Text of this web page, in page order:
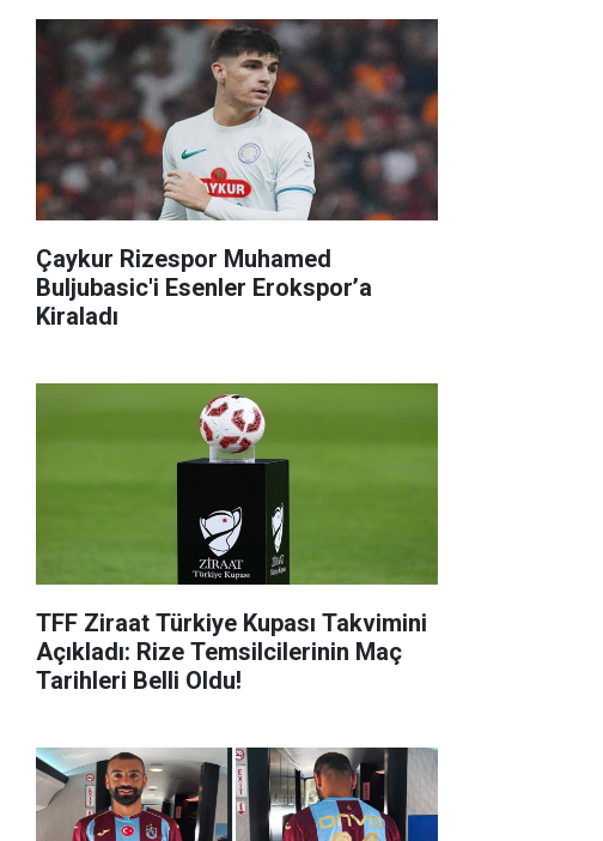
Çaykur Rizespor Muhamed
Buljubasic'i Esenler Erokspor’a
Kiraladı
TFF Ziraat Türkiye Kupası Takvimini
Açıkladı: Rize Temsilcilerinin Maç
Tarihleri Belli Oldu!